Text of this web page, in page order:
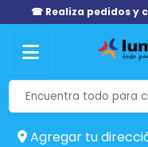
☎ Realiza pedidos y
Agregar tu